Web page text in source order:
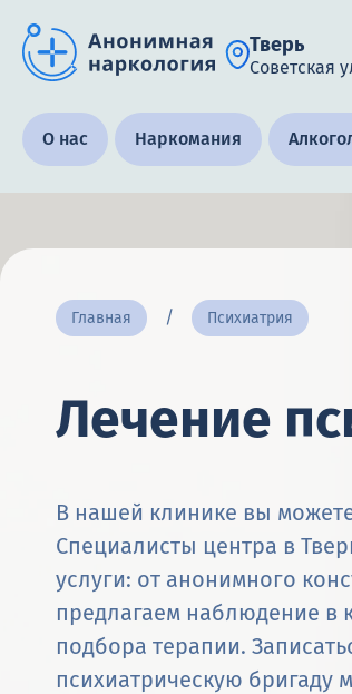
Тверь
Советская
Получить помощь специалиста
Адрес call-центра
Тверь, Советская улица, 41
О нас Наркомания
Главная Психиатрия
Лечение
В нашей клинике вы
Специалисты центра в
услуги: от анонимного
предлагаем наблюдение в
подбора терапии.
психиатрическую бригаду